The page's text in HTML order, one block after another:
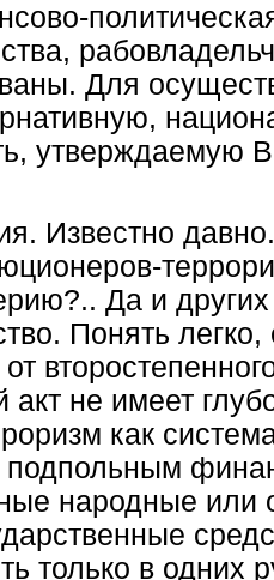
Для
утверждаемую
Известно
Да и других
Понять
от
акт не имеет
как
подпольным
народные или
только в одних